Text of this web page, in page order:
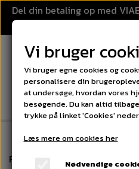
Del din betaling op med
over
Forside Floorball
Vi bruger
Vi bruger egne cookies og
personalisere din
at undersøge, hvordan vores
besøgende. Du kan altid
trykke på linket 'Cookies'
Læs mere om cookies her
Nødvendige